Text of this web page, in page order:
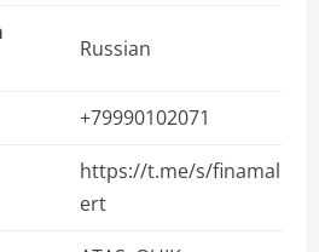
Russian
+79990102071
https://t.me/s/finamal
ert